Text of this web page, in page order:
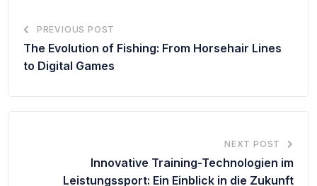
PREVIOUS POST
The Evolution of Fishing: From Horsehair Lines
to Digital Games
NEXT POST
Innovative Training-Technologien im
Leistungssport: Ein Einblick in die Zukunft